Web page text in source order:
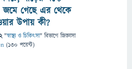
গেছে এর থেকে
উপায় কী?
"স্বাস্থ্য ও চিকিৎসা" বিভাগে জিজ্ঞাসা
(130 পয়েন্ট)